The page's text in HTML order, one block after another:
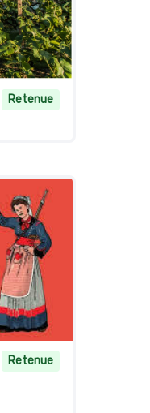
Retenue
Retenue